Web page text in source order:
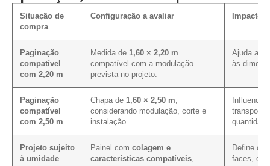
Situação de
compra
Configuração a avaliar Impacto
Paginação
compatível
com 2,20 m
Medida de 1,60 × 2,20 m
compatível com a modulação
prevista no projeto.
Ajuda a
às
Paginação
compatível
com 2,50 m
Chapa de 1,60 × 2,50 m
considerando modulação, corte e
instalação.
Influencia
Projeto sujeito
à umidade
Painel com colagem e
características compatíveis
Define os
faces,